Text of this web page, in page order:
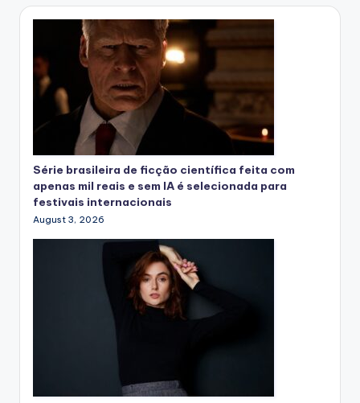
Série brasileira de ficção científica feita com
apenas mil reais e sem IA é selecionada para
festivais internacionais
August 3, 2026